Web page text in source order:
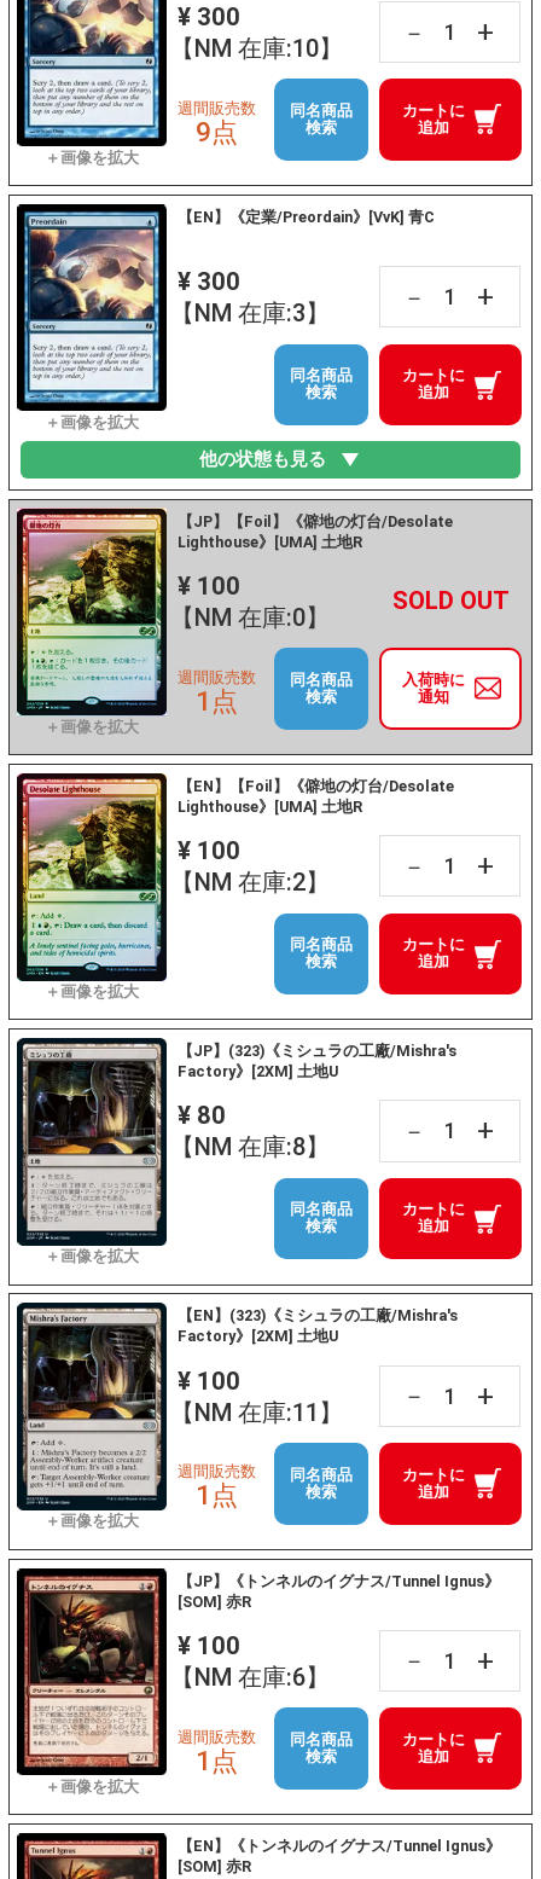
¥ 300
【NM 在庫:10】
－ +
カートに
追加
週間販売数
9点
同名商品
検索
【EN】《定業/Preordain》[VvK] 青C
¥ 300
【NM 在庫:3】
－ +
カートに
追加
同名商品
検索
他の状態も見る
【JP】【Foil】《僻地の灯台/Desolate
Lighthouse》[UMA] 土地R
¥ 100
【NM 在庫:0】
－ +
入荷時に
通知
週間販売数
1点
同名商品
検索
【EN】【Foil】《僻地の灯台/Desolate
Lighthouse》[UMA] 土地R
¥ 100
【NM 在庫:2】
－ +
カートに
追加
同名商品
検索
【JP】(323)《ミシュラの工廠/Mishra's
Factory》[2XM] 土地U
¥ 80
【NM 在庫:8】
－ +
カートに
追加
同名商品
検索
【EN】(323)《ミシュラの工廠/Mishra's
Factory》[2XM] 土地U
¥ 100
【NM 在庫:11】
－ +
カートに
追加
週間販売数
1点
同名商品
検索
【JP】《トンネルのイグナス/Tunnel Ignus》
[SOM] 赤R
¥ 100
【NM 在庫:6】
－ +
カートに
追加
週間販売数
1点
同名商品
検索
【EN】《トンネルのイグナス/Tunnel Ignus》
[SOM] 赤R